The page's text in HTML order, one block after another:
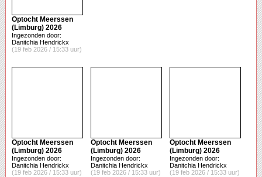
Optocht Meerssen
(Limburg) 2026
Ingezonden door:
Danitchia Hendrickx
(19 feb 2026 / 15:33 uur)
Optocht Meerssen
(Limburg) 2026
Ingezonden door:
Danitchia Hendrickx
(19 feb 2026 / 15:33 uur)
Optocht Meerssen
(Limburg) 2026
Ingezonden door:
Danitchia Hendrickx
(19 feb 2026 / 15:33 uur)
Optocht Meerssen
(Limburg) 2026
Ingezonden door:
Danitchia Hendrickx
(19 feb 2026 / 15:33 uur)